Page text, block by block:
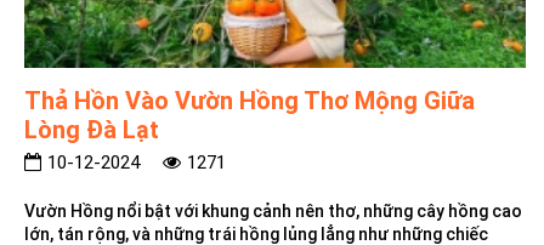
Thả Hồn Vào Vườn Hồng Thơ Mộng Giữa
Lòng Đà Lạt
10-12-2024 1271
Vườn Hồng nổi bật với khung cảnh nên thơ, những cây hồng cao
lớn, tán rộng, và những trái hồng lủng lẳng như những chiếc